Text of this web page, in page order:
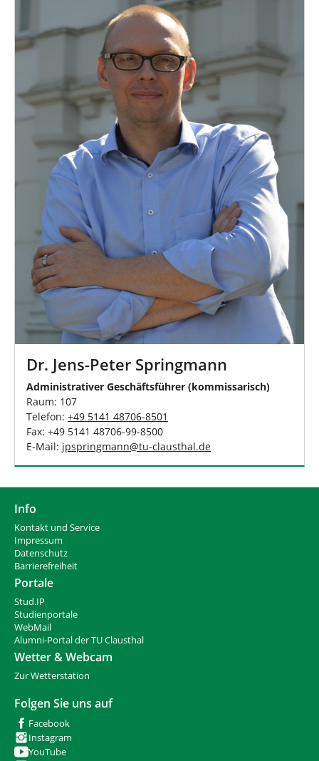
Dr. Jens-Peter Springmann
Administrativer Geschäftsführer (kommissarisch)
Raum: 107
Telefon: +49 5141 48706-8501
Fax: +49 5141 48706-99-8500
E-Mail: jpspringmann@tu-clausthal.de
Info
Kontakt und Service
Impressum
Datenschutz
Barrierefreiheit
Portale
Stud.IP
Studienportale
WebMail
Alumni-Portal der TU Clausthal
Wetter & Webcam
Zur Wetterstation
Folgen Sie uns auf
Facebook
Instagram
YouTube